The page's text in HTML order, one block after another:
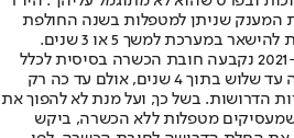
המענק שניתן למטפלות בשנה החולפת
במערכת למשך 5 או 3 שנים.
בתקנות המקוריות שאושרו ב-2021 נקבעה חובת הכשרה בסיסית לכלל
המחנכות-מטפלות לגילאי לידה עד שלוש בתוך 4 שנים, אולם עד כה רק
הדרושות. בשל כך, ועל מנת לא להפוך את
שמעסיקים מטפלות ללא הכשרה, ביקש